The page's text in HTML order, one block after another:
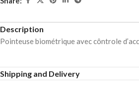
Description
Pointeuse biométrique avec côntrole
Shipping and Delivery